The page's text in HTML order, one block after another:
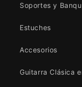
Soportes y
Estuches
Accesorios
Guitarra Clásica